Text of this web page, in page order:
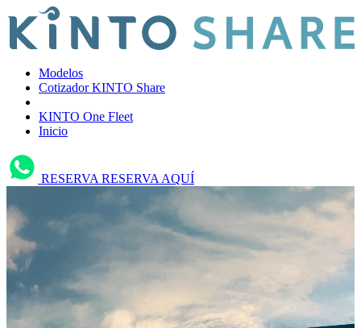
Modelos
Cotizador KINTO Share
KINTO One Fleet
Inicio
RESERVA RESERVA AQUÍ